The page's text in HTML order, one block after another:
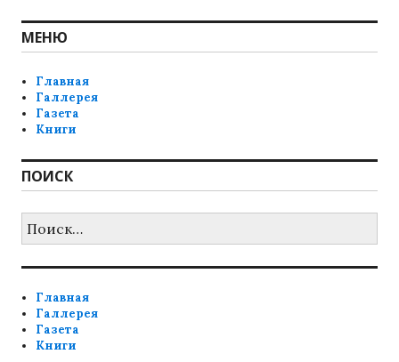
МЕНЮ
Главная
Галлерея
Газета
Книги
ПОИСК
Главная
Галлерея
Газета
Книги